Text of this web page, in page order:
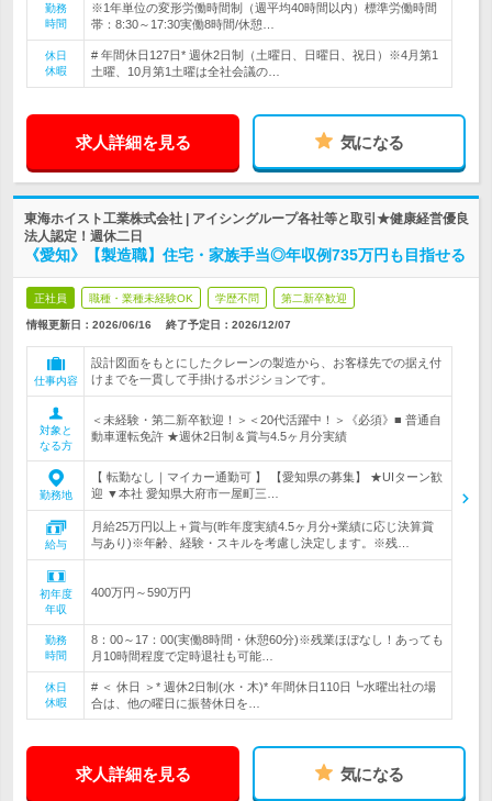
勤務
時間
※1年単位の変形労働時間制（週平均40時間以内）標準労働時間
帯：8:30～17:30実働8時間/休憩…
休日
休暇
# 年間休日127日* 週休2日制（土曜日、日曜日、祝日）※4月第1
土曜、10月第1土曜は全社会議の…
求人詳細を見る 気になる
東海ホイスト工業株式会社 | アイシングループ各社等と取引★健康経営優良
法人認定！週休二日
《愛知》【製造職】住宅・家族手当◎年収例735万円も目指せる
正社員 職種・業種未経験OK 学歴不問 第二新卒歓迎
情報更新日：2026/06/16 終了予定日： 2026/12/07
仕事内容
設計図面をもとにしたクレーンの製造から、お客様先での据え付
けまでを一貫して手掛けるポジションです。
対象と
なる方
＜未経験・第二新卒歓迎！＞＜20代活躍中！＞《必須》■ 普通自
動車運転免許 ★週休2日制＆賞与4.5ヶ月分実績
勤務地
【 転勤なし｜マイカー通勤可 】 【愛知県の募集】 ★UIターン歓
迎 ▼本社 愛知県大府市一屋町三…
給与
月給25万円以上＋賞与(昨年度実績4.5ヶ月分+業績に応じ決算賞
与あり)※年齢、経験・スキルを考慮し決定します。※残…
初年度
年収
400万円～590万円
勤務
時間
8：00～17：00(実働8時間・休憩60分)※残業ほぼなし！あっても
月10時間程度で定時退社も可能…
休日
休暇
# ＜ 休日 ＞* 週休2日制(水・木)* 年間休日110日┗水曜出社の場
合は、他の曜日に振替休日を…
求人詳細を見る 気になる